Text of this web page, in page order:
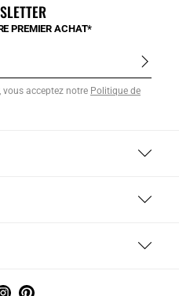
PREMIER ACHAT*
vous acceptez notre Politique de